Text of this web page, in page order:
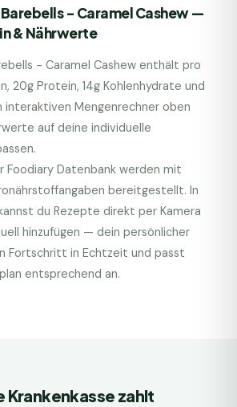
- Caramel Cashew—
& Nährwerte
- Caramel Cashew enthält pro
20g Protein, 14g Kohlenhydrate und
Mengenrechner oben
auf deine individuelle
Foodiary Datenbank werden mit
bereitgestellt. In
du Rezepte direkt per Kamera
hinzufügen — dein persönlicher
Fortschritt in Echtzeit und passt
entsprechend an.
Krankenkasse zahlt